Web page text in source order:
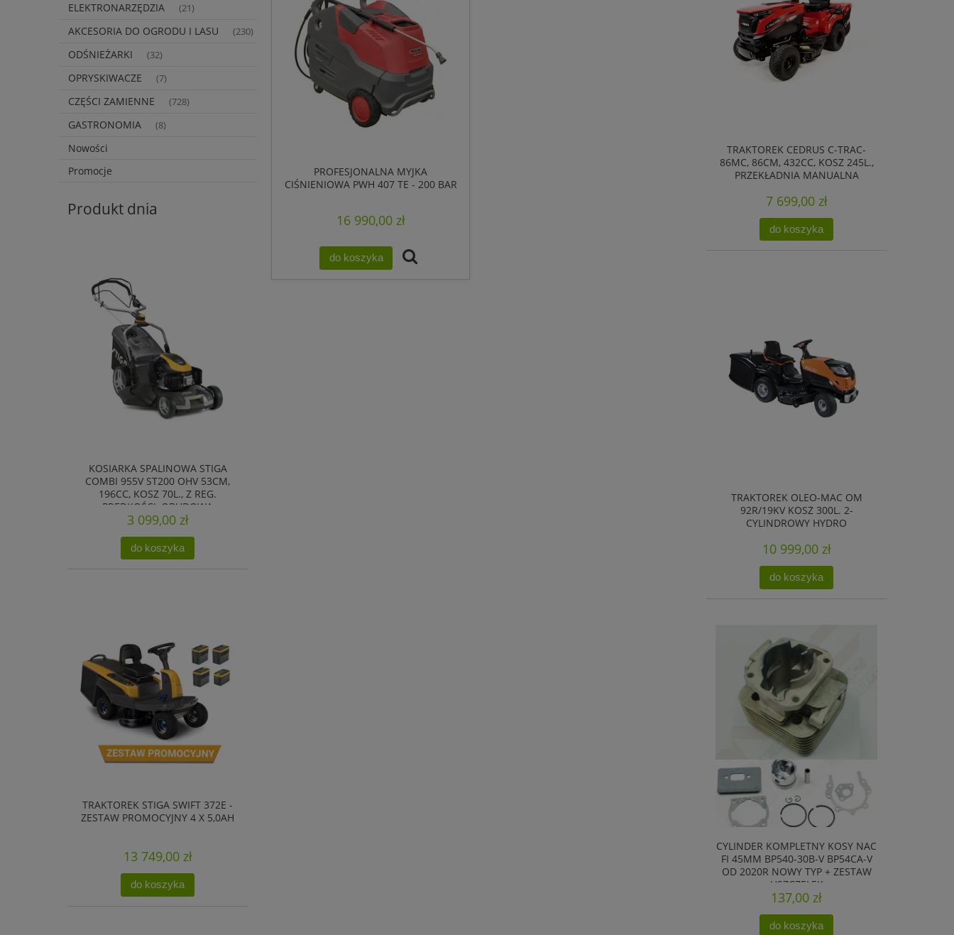
ELEKTRONARZĘDZIA (21)
AKCESORIA DO OGRODU I LASU (230)
ODŚNIEŻARKI (32)
OPRYSKIWACZE (7)
CZĘŚCI ZAMIENNE (728)
GASTRONOMIA (8)
Nowości
Promocje
Produkt dnia
KOSIARKA SPALINOWA STIGA
COMBI 955V ST200 OHV 53CM,
196CC, KOSZ 70L., Z REG.
PRĘDKOŚCI, OBUDOWA
GALWANIZOWANA
3 099,00 zł
do koszyka
TRAKTOREK STIGA SWIFT 372E -
ZESTAW PROMOCYJNY 4 X 5,0AH
13 749,00 zł
do koszyka
PROFESJONALNA MYJKA
CIŚNIENIOWA PWH 407 TE - 200 BAR
16 990,00 zł
do koszyka
TRAKTOREK CEDRUS C-TRAC-
86MC, 86CM, 432CC, KOSZ 245L.,
PRZEKŁADNIA MANUALNA
7 699,00 zł
do koszyka
TRAKTOREK OLEO-MAC OM
92R/19KV KOSZ 300L. 2-
CYLINDROWY HYDRO
10 999,00 zł
do koszyka
CYLINDER KOMPLETNY KOSY NAC
FI 45MM BP540-30B-V BP54CA-V
OD 2020R NOWY TYP + ZESTAW
USZCZELEK
137,00 zł
do koszyka